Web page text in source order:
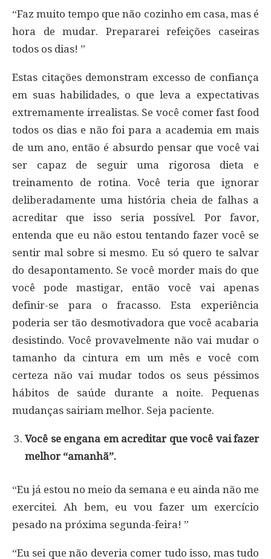
“Faz muito tempo que não cozinho em casa, mas é
hora de mudar. Prepararei refeições caseiras
todos os dias! ”
Estas citações demonstram excesso de confiança
em suas habilidades, o que leva a expectativas
extremamente irrealistas. Se você comer fast food
todos os dias e não foi para a academia em mais
de um ano, então é absurdo pensar que você vai
ser capaz de seguir uma rigorosa dieta e
treinamento de rotina. Você teria que ignorar
deliberadamente uma história cheia de falhas a
acreditar que isso seria possível. Por favor,
entenda que eu não estou tentando fazer você se
sentir mal sobre si mesmo. Eu só quero te salvar
do desapontamento. Se você morder mais do que
você pode mastigar, então você vai apenas
definir-se para o fracasso. Esta experiência
poderia ser tão desmotivadora que você acabaria
desistindo. Você provavelmente não vai mudar o
tamanho da cintura em um mês e você com
certeza não vai mudar todos os seus péssimos
hábitos de saúde durante a noite. Pequenas
mudanças sairiam melhor. Seja paciente.
Você se engana em acreditar que você vai fazer
melhor “amanhã”.
“Eu já estou no meio da semana e eu ainda não me
exercitei. Ah bem, eu vou fazer um exercício
pesado na próxima segunda-feira! ”
“Eu sei que não deveria comer tudo isso, mas tudo